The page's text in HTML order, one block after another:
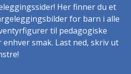
Her finner du et
for barn i alle
til pedagogiske
smak. Last ned, skriv ut